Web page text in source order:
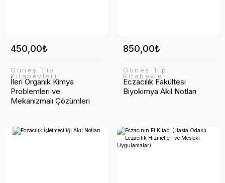
450,00₺
Güneş Tıp
Kitabevleri
İleri Organik Kimya
Problemleri ve
Mekanizmalı Çözümleri
850,00₺
Güneş Tıp
Kitabevleri
Eczacılık Fakültesi
Biyokimya Akıl Notları